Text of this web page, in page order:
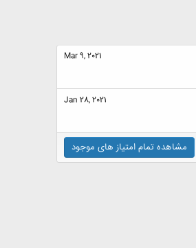
Mar 9, 2021
Jan 28, 2021
مشاهده تمام امتیاز های موجود